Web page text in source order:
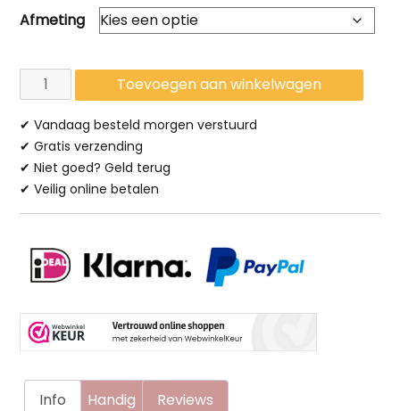
€79.95
Afmeting
Geo
Quilt
Chaise
Longue
Rechts
Toevoegen aan winkelwagen
✔ Vandaag besteld morgen verstuurd
✔ Gratis verzending
✔ Niet goed? Geld terug
✔ Veilig online betalen
Info Handig Reviews